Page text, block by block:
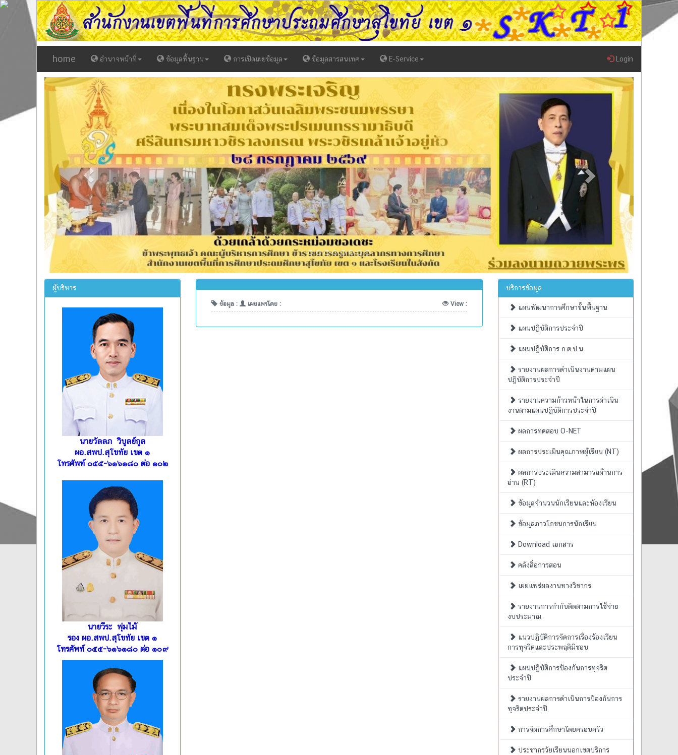
home อำนาจหน้าที่ ข้อมูลพื้นฐาน การเปิดเผยข้อมูล ข้อมูลสารสนเทศ E-Service Login
Previous Next
ผู้บริหาร
นายวัลลภ วิบูลย์กูล
ผอ.สพป.สุโขทัย เขต ๑
โทรศัพท์ ๐๕๕-๖๑๖๑๘๐ ต่อ ๑๐๒
นายวีระ พุ่มไม้
รอง ผอ.สพป.สุโขทัย เขต ๑
โทรศัพท์ ๐๕๕-๖๑๖๑๘๐ ต่อ ๑๐๙
ข้อมูล : เผยแพร่โดย : View :
บริการข้อมูล
แผนพัฒนาการศึกษาขั้นพื้นฐาน
แผนปฏิบัติการประจำปี
แผนปฏิบัติการ ก.ต.ป.น.
รายงานผลการดำเนินงานตามแผน
ปฏิบัติการประจำปี
รายงานความก้าวหน้าในการดำเนิน
งานตามแผนปฏิบัติการประจำปี
ผลการทดสอบ O-NET
ผลการประเมินคุณภาพผู้เรียน (NT)
ผลการประเมินความสามารถด้านการ
อ่าน (RT)
ข้อมูลจำนวนนักเรียนและห้องเรียน
ข้อมูลภาวโภชนการนักเรียน
Download เอกสาร
คลังสื่อการสอน
เผยแพร่ผลงานทางวิชากร
รายงานการกำกับติดตามการใช้จ่าย
งบประมาณ
แนวปฏิบัติการจัดการเรื่องร้องเรียน
การทุจริตและประพฤติมิชอบ
แผนปฏิบัติการป้องกันการทุจริต
ประจำปี
รายงานผลการดำเนินการป้องกันการ
ทุจริตประจำปี
การจัดการศึกษาโดยครอบครัว
ประชากรวัยเรียนนอกเขตบริการ